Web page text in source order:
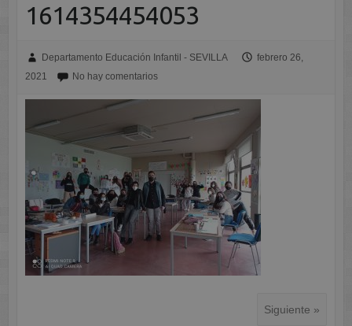
1614354454053
Departamento Educación Infantil - SEVILLA
febrero 26,
2021
No hay comentarios
Siguiente »